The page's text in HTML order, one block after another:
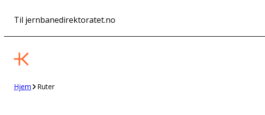
innhold
Til jernbanedirektoratet.no
Hjem Ruter